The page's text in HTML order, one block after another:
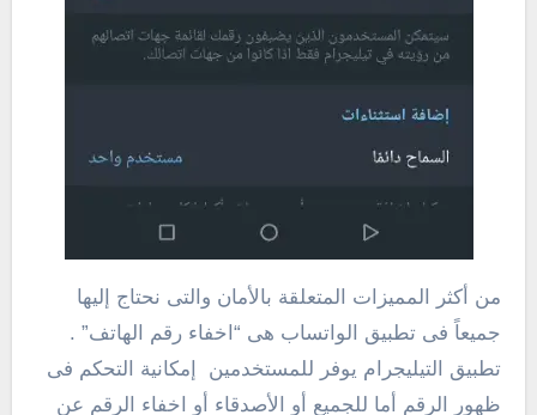
من أكثر المميزات المتعلقة بالأمان والتى نحتاج إليها
جميعاً فى تطبيق الواتساب هى “اخفاء رقم الهاتف” .
تطبيق التيليجرام يوفر للمستخدمين إمكانية التحكم فى
ظهور الرقم أما للجميع أو الأصدقاء أو اخفاء الرقم عن